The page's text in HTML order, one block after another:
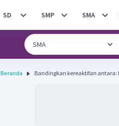
SD SMP SMA
Beranda